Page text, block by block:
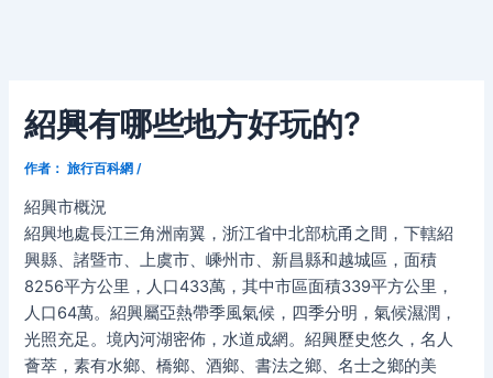
紹興有哪些地方好玩的?
作者： 旅行百科網 /
紹興市概況
紹興地處長江三角洲南翼，浙江省中北部杭甬之間，下轄紹
興縣、諸暨市、上虞市、嵊州市、新昌縣和越城區，面積
8256平方公里，人口433萬，其中市區面積339平方公里，
人口64萬。紹興屬亞熱帶季風氣候，四季分明，氣候濕潤，
光照充足。境內河湖密佈，水道成網。紹興歷史悠久，名人
薈萃，素有水鄉、橋鄉、酒鄉、書法之鄉、名士之鄉的美